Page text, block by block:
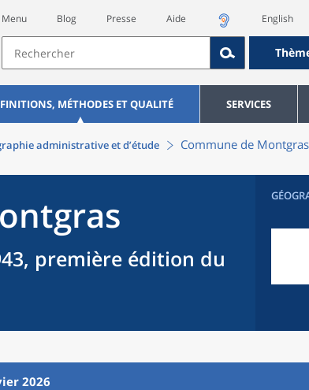
Menu Blog Presse Aide English
MÉTHODES ET QUALITÉ SERVICES
administrative et d’étude Commune de Montgras
première édition du
2026